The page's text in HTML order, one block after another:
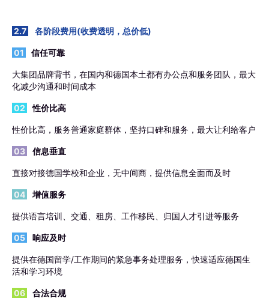
2.7 各阶段费用(收费透明，总价低)
01 信任可靠
大集团品牌背书，在国内和德国本土都有办公点和服务团队，最大
化减少沟通和时间成本
02 性价比高
性价比高，服务普通家庭群体，坚持口碑和服务，最大让利给客户
03 信息垂直
直接对接德国学校和企业，无中间商，提供信息全面而及时
04 增值服务
提供语言培训、交通、租房、工作移民、归国人才引进等服务
05 响应及时
提供在德国留学/工作期间的紧急事务处理服务，快速适应德国生
活和学习环境
06 合法合规